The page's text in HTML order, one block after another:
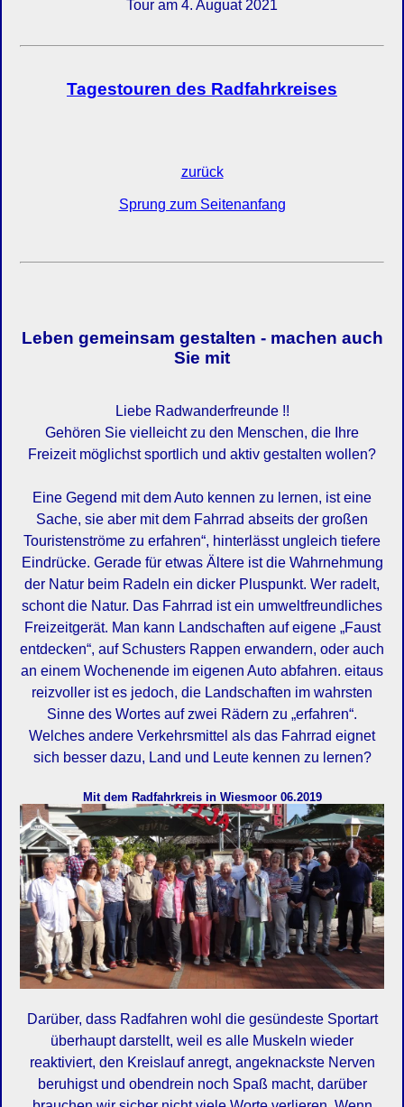
Tour am 4. Auguat 2021
Tagestouren des Radfahrkreises
zurück
Sprung zum Seitenanfang
Leben gemeinsam gestalten - machen auch
Sie mit
Liebe Radwanderfreunde !!
Gehören Sie vielleicht zu den Menschen, die Ihre
Freizeit möglichst sportlich und aktiv gestalten wollen?
Eine Gegend mit dem Auto kennen zu lernen, ist eine
Sache, sie aber mit dem Fahrrad abseits der großen
Touristenströme zu erfahren“, hinterlässt ungleich tiefere
Eindrücke. Gerade für etwas Ältere ist die Wahrnehmung
der Natur beim Radeln ein dicker Pluspunkt. Wer radelt,
schont die Natur. Das Fahrrad ist ein umweltfreundliches
Freizeitgerät. Man kann Landschaften auf eigene „Faust
entdecken“, auf Schusters Rappen erwandern, oder auch
an einem Wochenende im eigenen Auto abfahren. eitaus
reizvoller ist es jedoch, die Landschaften im wahrsten
Sinne des Wortes auf zwei Rädern zu „erfahren“.
Welches andere Verkehrsmittel als das Fahrrad eignet
sich besser dazu, Land und Leute kennen zu lernen?
Mit dem Radfahrkreis in Wiesmoor 06.2019
Darüber, dass Radfahren wohl die gesündeste Sportart
überhaupt darstellt, weil es alle Muskeln wieder
reaktiviert, den Kreislauf anregt, angeknackste Nerven
beruhigst und obendrein noch Spaß macht, darüber